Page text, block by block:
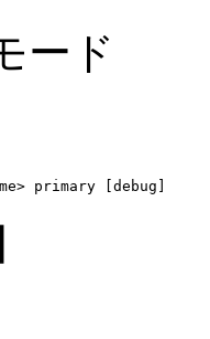
ード
primary [debug]